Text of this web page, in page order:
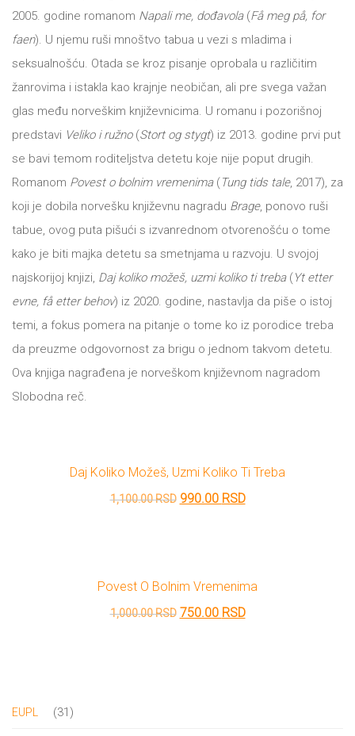
Star
tt
Buka&Bes
NORD
Sredozemlje
pozornica
A5
12/19
12/19+
Trgni
NOVOSTI
GIFT
SHOP
O
2005. godine romanom Napali me, dođavola (Få meg på, for
faen). U njemu ruši mnoštvo tabua u vezi s mladima i
seksualnošću. Otada se kroz pisanje oprobala u različitim
žanrovima i istakla kao krajnje neobičan, ali pre svega važan
glas među norveškim književnicima. U romanu i pozorišnoj
predstavi Veliko i ružno (Stort og stygt) iz 2013. godine prvi put
se bavi temom roditeljstva detetu koje nije poput drugih.
Romanom Povest o bolnim vremenima (Tung tids tale, 2017), za
koji je dobila norvešku književnu nagradu Brage, ponovo ruši
tabue, ovog puta pišući s izvanrednom otvorenošću o tome
kako je biti majka detetu sa smetnjama u razvoju. U svojoj
najskorijoj knjizi, Daj koliko možeš, uzmi koliko ti treba (Yt etter
evne, få etter behov) iz 2020. godine, nastavlja da piše o istoj
temi, a fokus pomera na pitanje o tome ko iz porodice treba
da preuzme odgovornost za brigu o jednom takvom detetu.
Ova knjiga nagrađena je norveškom književnom nagradom
Slobodna reč.
Daj Koliko Možeš, Uzmi Koliko Ti Treba
1,100.00RSD Originalna
1,100.00 RSD.
990.00 RSDTrenutna
Povest O Bolnim Vremenima
1,000.00RSD Originalna
750.00 RSDTrenutna
EUPL 3131